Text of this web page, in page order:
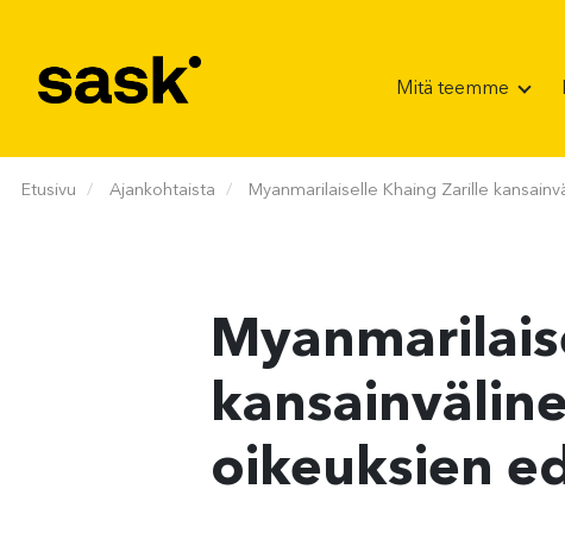
Mitä teemme
Etusivu Ajankohtaista Myanmarilaiselle Khaing Zarille
oikeuksien